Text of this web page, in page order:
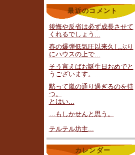
最近のコメント
後悔や反省は必ず成長させて
くれるでしょう...
春の爆弾低気圧以来久しぶり
にハウスの上で...
そう言えばお誕生日おめでと
うございます。...
黙って嵐の通り過ぎるのを待
つ。
とはい...
…もしかせんと思う。
テルテル坊主...
カレンダー